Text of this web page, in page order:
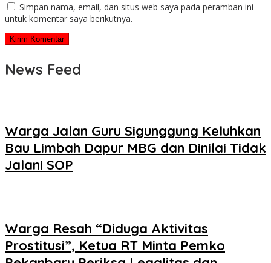
Simpan nama, email, dan situs web saya pada peramban ini
untuk komentar saya berikutnya.
News Feed
Warga Jalan Guru Sigunggung Keluhkan
Bau Limbah Dapur MBG dan Dinilai Tidak
Jalani SOP
Warga Resah “Diduga Aktivitas
Prostitusi”, Ketua RT Minta Pemko